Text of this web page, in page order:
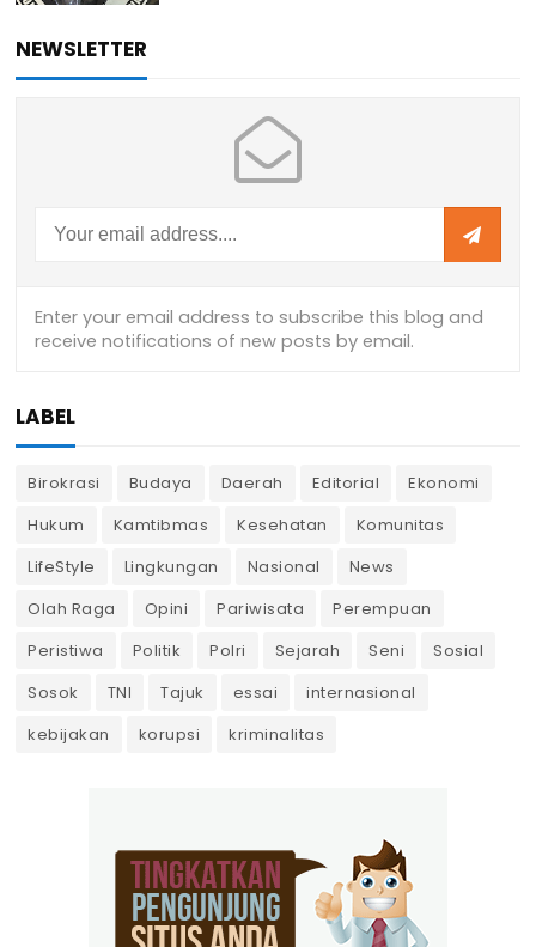
NEWSLETTER
LABEL
Birokrasi Budaya Daerah Editorial
Ekonomi
Hukum
Kamtibmas Kesehatan
Komunitas
LifeStyle
Lingkungan Nasional
News
Olah Raga
Opini Pariwisata
Perempuan
Peristiwa
Politik Polri Sejarah Seni
Sosial
Sosok
TNI Tajuk essai
internasional
kebijakan
korupsi kriminalitas